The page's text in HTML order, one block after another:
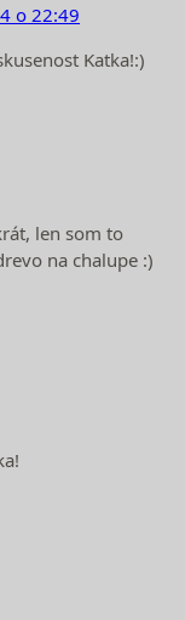
o 22:49
Katka!:)
len som to
na chalupe :)